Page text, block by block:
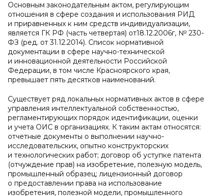
Основным законодательным актом, регулирующим
отношения в сфере создания и использования РИД
и приравненных к ним средств индивидуализации,
является ГК РФ (часть четвертая) от18.12.2006г, № 230-
ФЗ (ред. от 31.12.2014). Список нормативной
документации в сфере научно-технической
и инновационной деятельности Российской
Федерации, в том числе Красноярского края,
превышает пять десятков наименований.
Существует ряд локальных нормативных актов в сфере
управления интеллектуальной собственностью,
регламентирующих порядок идентификации, оценки
и учета ОИС в организациях. К таким актам относятся:
отчетные документы о выполнении научно-
исследовательских, опытно конструкторских
и технологических работ; договор об уступке патента
(отчуждение прав) на изобретение, полезную модель,
промышленный образец; лицензионный договор
о предоставлении права на использование
изобретения, полезной модели, промышленного